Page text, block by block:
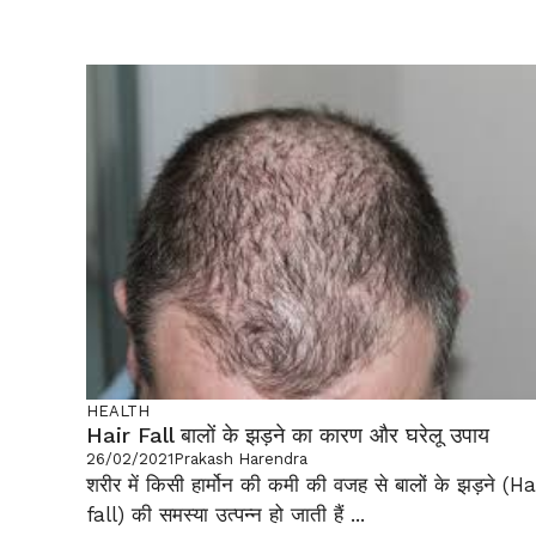
HEALTH
Hair Fall बालों के झड़ने का कारण और घरेलू उपाय
26/02/2021Prakash Harendra
शरीर में किसी हार्मोन की कमी की वजह से बालों के झड़ने
fall) की समस्या उत्पन्न हो जाती हैं ...